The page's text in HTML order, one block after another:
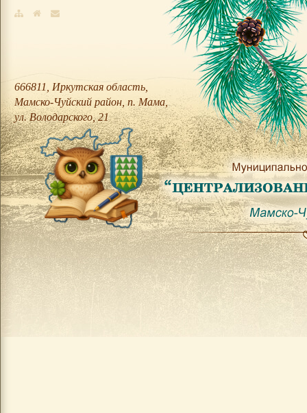
666811, Иркутская область,
Мамско-Чуйский район, п. Мама,
ул. Володарского, 21